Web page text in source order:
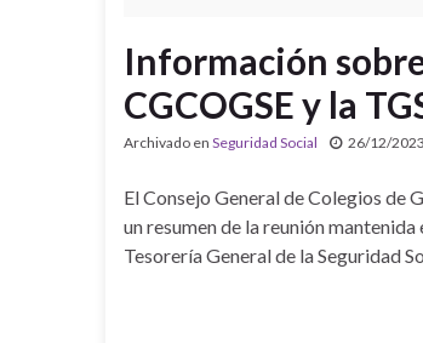
Información
CGCOGSE y la
Archivado en Seguridad Social 26/12/2023
El Consejo General de Colegios de
un resumen de la reunión
Tesorería General de la Seguridad